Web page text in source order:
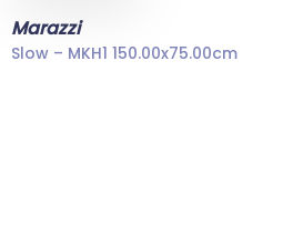
Marazzi
Slow – MKH1 150.00x75.00cm